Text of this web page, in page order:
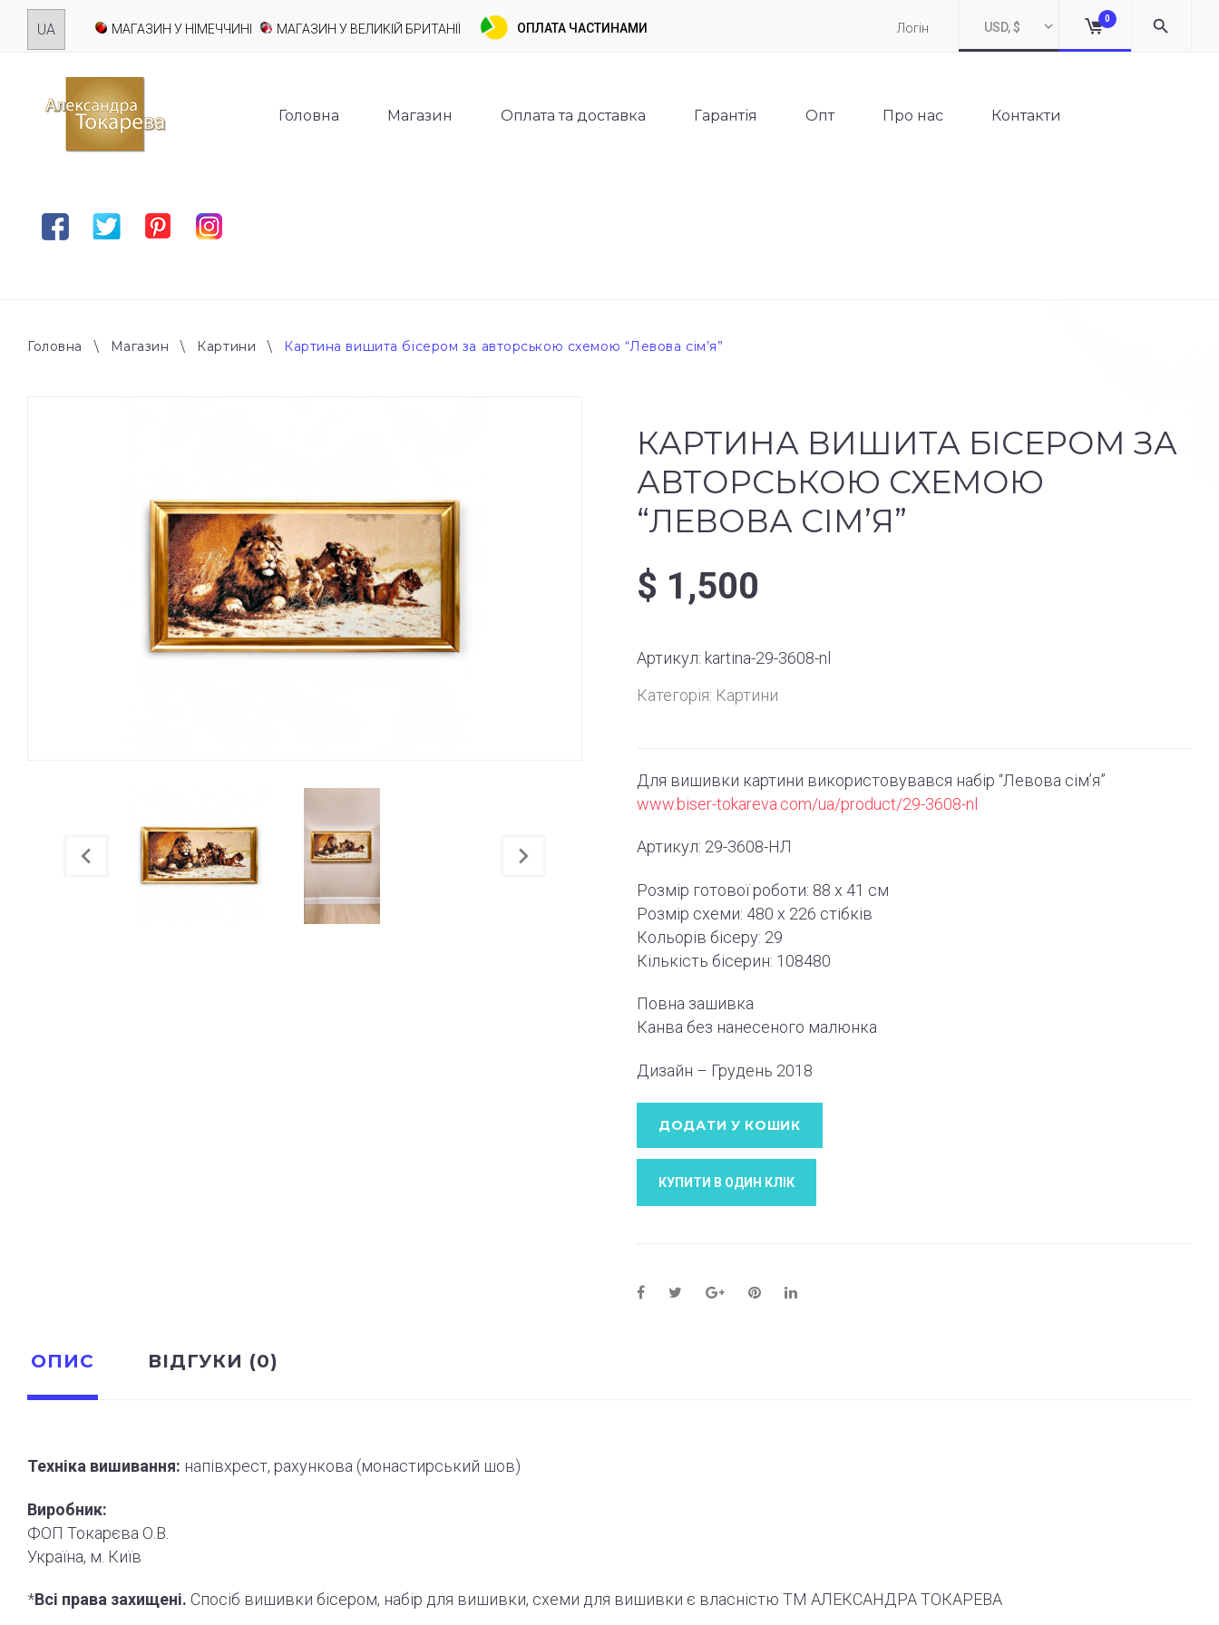
Skip
МАГАЗИН У НІМЕЧЧИНІ МАГАЗИН У ВЕЛИКІЙ БРИТАНІЇ Логін USD, $
0
FacebookTwitterPinterestInstagram
Головна Магазин Оплата та доставка Гарантія Опт Про нас Контакти
ОПЛАТА ЧАСТИНАМИ
Головна \ Магазин \ Картини \ Картина вишита бісером за авторською схемою “Левова сім’я”
КАРТИНА ВИШИТА БІСЕРОМ ЗА
АВТОРСЬКОЮ СХЕМОЮ
“ЛЕВОВА СІМ’Я”
$ 1,500
Артикул: kartina-29-3608-nl
Категорія: Картини
Для вишивки картини використовувався набір “Левова сім’я”
www.biser-tokareva.com/ua/product/29-3608-nl
Артикул: 29-3608-НЛ
Розмір готової роботи: 88 x 41 см
Розмір схеми: 480 x 226 стібків
Кольорів бісеру: 29
Кількість бісерин: 108480
Повна зашивка
Канва без нанесеного малюнка
Дизайн – Грудень 2018
ДОДАТИ У КОШИК
КУПИТИ В ОДИН КЛIК
ОПИС ВІДГУКИ (0)
Техніка вишивання: напівхрест, рахункова (монастирський шов)
Виробник:
ФОП Токарєва О.В.
Україна, м. Київ
*Всі права захищені. Спосіб вишивки бісером, набір для вишивки, схеми для вишивки є власністю ТМ АЛЕКСАНДРА ТОКАРЕВА